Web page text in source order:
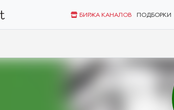
БИРЖА КАНАЛОВ ПОДБОРКИ